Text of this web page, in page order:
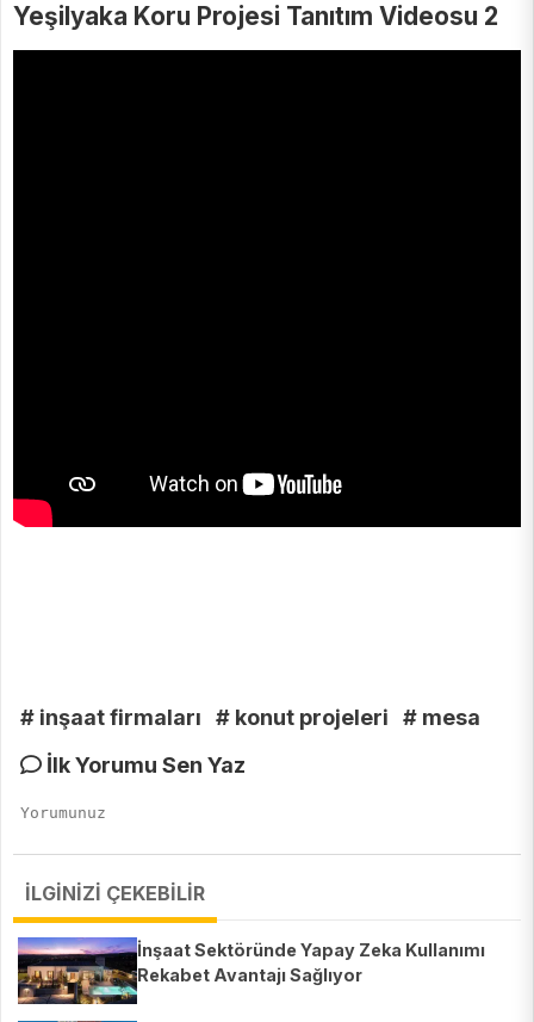
Yeşilyaka Koru Projesi Tanıtım Videosu 2
# inşaat firmaları # konut projeleri
# mesa
İlk Yorumu Sen Yaz
İLGİNİZİ ÇEKEBİLİR
İnşaat Sektöründe Yapay Zeka Kullanımı
Rekabet Avantajı Sağlıyor